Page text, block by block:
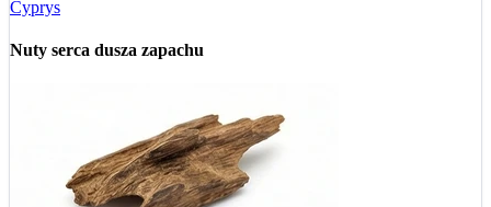
Cyprys
Nuty serca dusza zapachu